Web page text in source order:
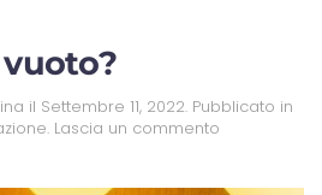
il Settembre 11, 2022. Pubblicato in
. Lascia un commento